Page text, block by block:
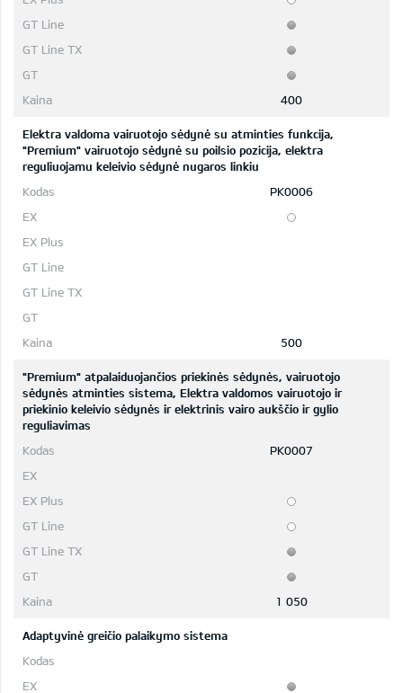
400
Elektra valdoma vairuotojo sėdynė su atminties funkcija,
"Premium" vairuotojo sėdynė su poilsio pozicija, elektra
reguliuojamu keleivio sėdynė nugaros linkiu
PK0006
500
"Premium" atpalaiduojančios priekinės sėdynės, vairuotojo
sėdynės atminties sistema, Elektra valdomos vairuotojo ir
priekinio keleivio sėdynės ir elektrinis vairo aukščio ir gylio
reguliavimas
PK0007
1 050
Adaptyvinė greičio palaikymo sistema